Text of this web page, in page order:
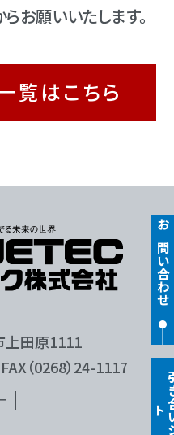
お願いいたします。
覧はこちら
田原1111
（0268）24-1117
お問い合わせ
ト